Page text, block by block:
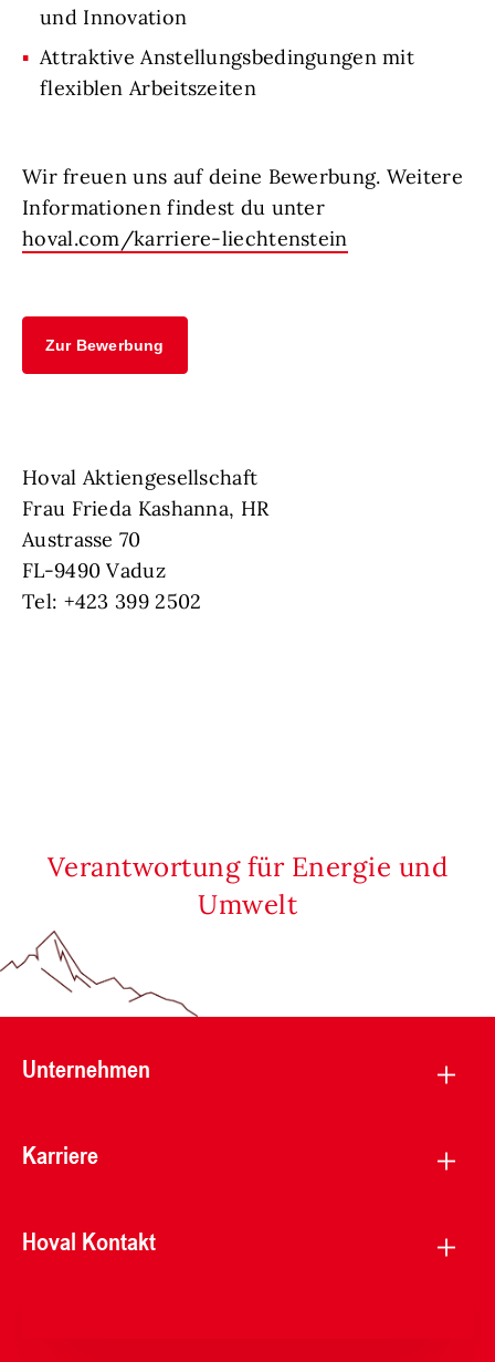
und Innovation
Attraktive Anstellungsbedingungen mit
flexiblen Arbeitszeiten
Wir freuen uns auf deine Bewerbung. Weitere
Informationen findest du unter
hoval.com/karriere-liechtenstein
Zur Bewerbung
Hoval Aktiengesellschaft
Frau Frieda Kashanna, HR
Austrasse 70
FL-9490 Vaduz
Tel: +423 399 2502
Verantwortung für Energie und
Umwelt
Unternehmen
Karriere
Hoval Kontakt